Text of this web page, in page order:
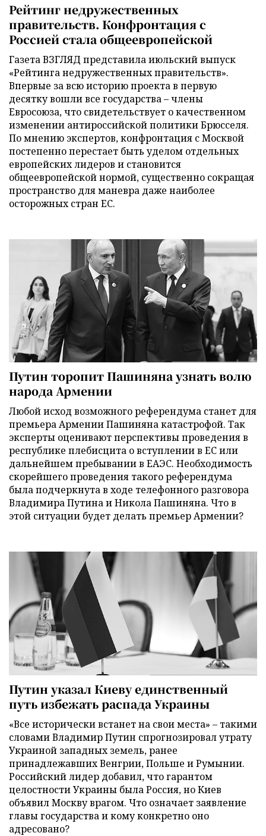
Рейтинг недружественных
правительств. Конфронтация с
Россией стала общеевропейской
Газета ВЗГЛЯД представила июльский выпуск
«Рейтинга недружественных правительств».
Впервые за всю историю проекта в первую
десятку вошли все государства – члены
Евросоюза, что свидетельствует о качественном
изменении антироссийской политики Брюсселя.
По мнению экспертов, конфронтация с Москвой
постепенно перестает быть уделом отдельных
европейских лидеров и становится
общеевропейской нормой, существенно сокращая
пространство для маневра даже наиболее
осторожных стран ЕС.
Путин торопит Пашиняна узнать волю
народа Армении
Любой исход возможного референдума станет для
премьера Армении Пашиняна катастрофой. Так
эксперты оценивают перспективы проведения в
республике плебисцита о вступлении в ЕС или
дальнейшем пребывании в ЕАЭС. Необходимость
скорейшего проведения такого референдума
была подчеркнута в ходе телефонного разговора
Владимира Путина и Никола Пашиняна. Что в
этой ситуации будет делать премьер Армении?
Путин указал Киеву единственный
путь избежать распада Украины
«Все исторически встанет на свои места» – такими
словами Владимир Путин спрогнозировал утрату
Украиной западных земель, ранее
принадлежавших Венгрии, Польше и Румынии.
Российский лидер добавил, что гарантом
целостности Украины была Россия, но Киев
объявил Москву врагом. Что означает заявление
главы государства и кому конкретно оно
адресовано?